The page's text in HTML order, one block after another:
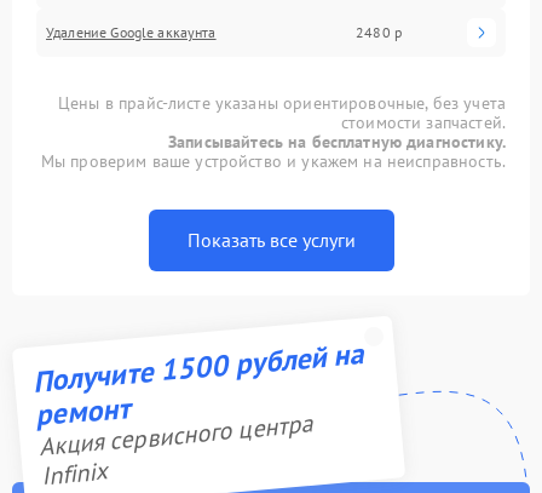
Удаление Google аккаунта 2480 р
Цены в прайс-листе указаны ориентировочные, без учета
стоимости запчастей.
Записывайтесь на бесплатную диагностику.
Мы проверим ваше устройство и укажем на неисправность.
Показать все услуги
Получите 1500 рублей на
ремонт
Акция сервисного центра
Infinix